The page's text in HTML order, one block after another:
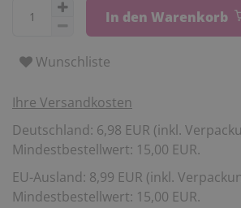
In den Warenkorb
Wunschliste
Ihre Versandkosten
Deutschland: 6,98 EUR (inkl.
Mindestbestellwert: 15,00 EUR.
EU-Ausland: 8,99 EUR (inkl.
Mindestbestellwert: 15,00 EUR.